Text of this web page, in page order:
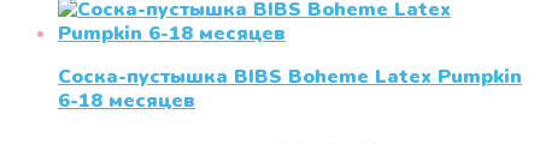
Соска-пустышка BIBS Boheme Latex Pumpkin
6-18 месяцев